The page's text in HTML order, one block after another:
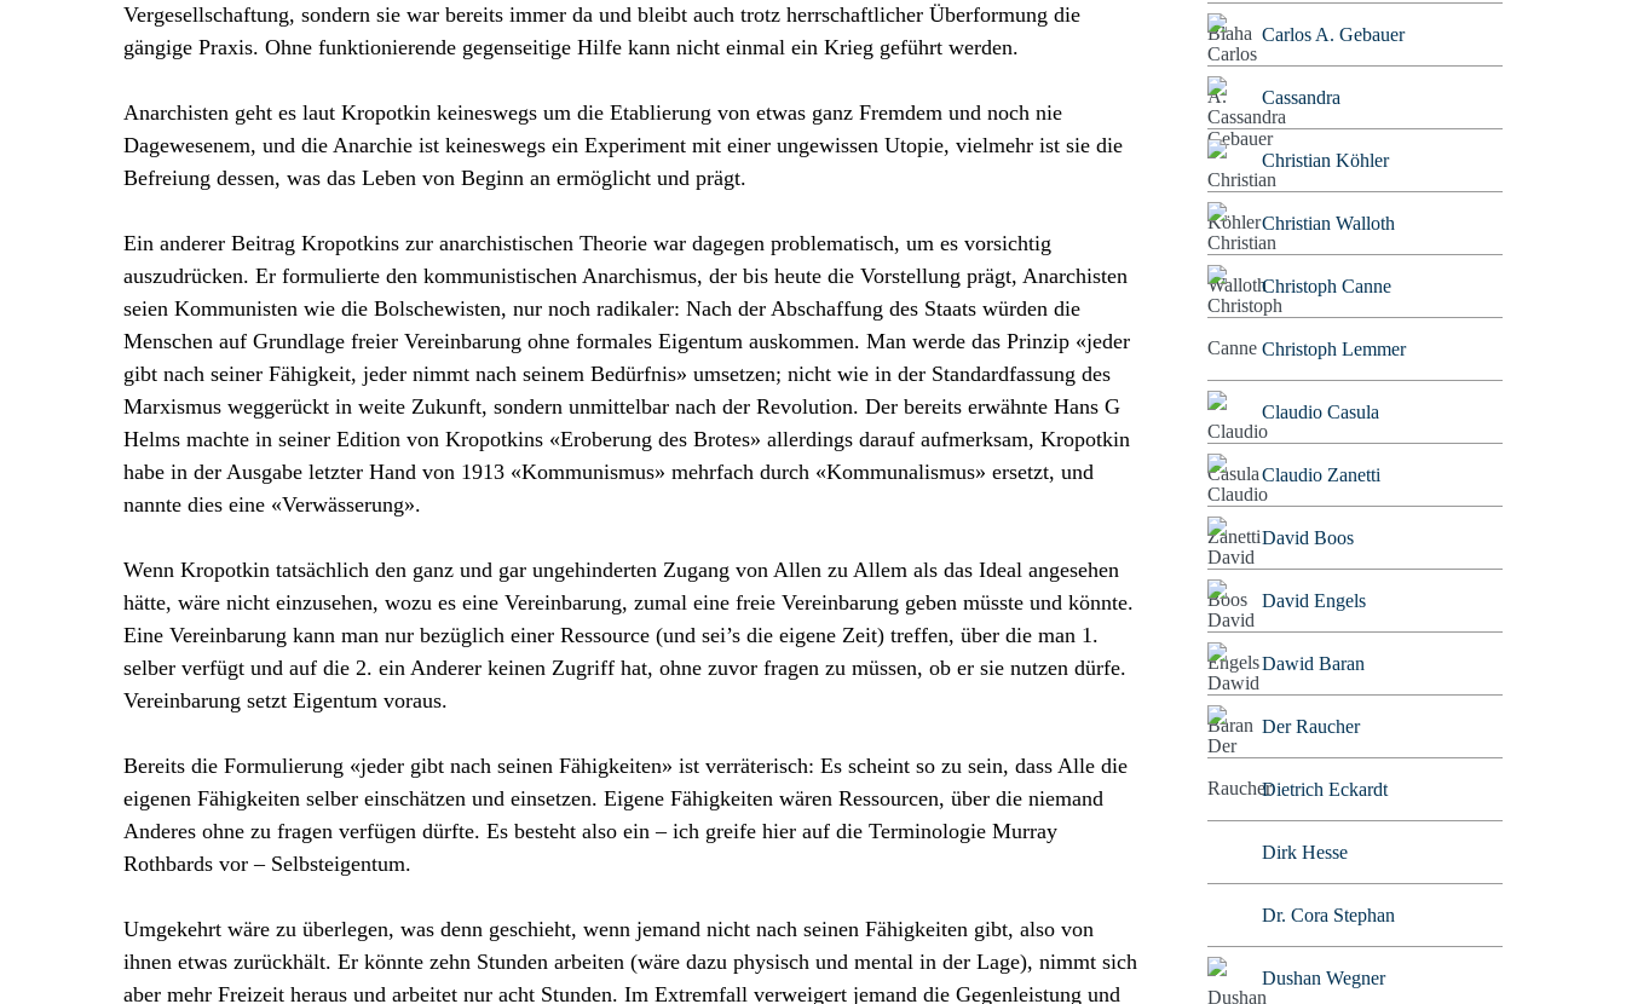
Vergesellschaftung, sondern sie war bereits immer da und bleibt auch trotz herrschaftlicher Überformung die
gängige Praxis. Ohne funktionierende gegenseitige Hilfe kann nicht einmal ein Krieg geführt werden.
Anarchisten geht es laut Kropotkin keineswegs um die Etablierung von etwas ganz Fremdem und noch nie
Dagewesenem, und die Anarchie ist keineswegs ein Experiment mit einer ungewissen Utopie, vielmehr ist sie die
Befreiung dessen, was das Leben von Beginn an ermöglicht und prägt.
Ein anderer Beitrag Kropotkins zur anarchistischen Theorie war dagegen problematisch, um es vorsichtig
auszudrücken. Er formulierte den kommunistischen Anarchismus, der bis heute die Vorstellung prägt, Anarchisten
seien Kommunisten wie die Bolschewisten, nur noch radikaler: Nach der Abschaffung des Staats würden die
Menschen auf Grundlage freier Vereinbarung ohne formales Eigentum auskommen. Man werde das Prinzip «jeder
gibt nach seiner Fähigkeit, jeder nimmt nach seinem Bedürfnis» umsetzen; nicht wie in der Standardfassung des
Marxismus weggerückt in weite Zukunft, sondern unmittelbar nach der Revolution. Der bereits erwähnte Hans G
Helms machte in seiner Edition von Kropotkins «Eroberung des Brotes» allerdings darauf aufmerksam, Kropotkin
habe in der Ausgabe letzter Hand von 1913 «Kommunismus» mehrfach durch «Kommunalismus» ersetzt, und
nannte dies eine «Verwässerung».
Wenn Kropotkin tatsächlich den ganz und gar ungehinderten Zugang von Allen zu Allem als das Ideal angesehen
hätte, wäre nicht einzusehen, wozu es eine Vereinbarung, zumal eine freie Vereinbarung geben müsste und könnte.
Eine Vereinbarung kann man nur bezüglich einer Ressource (und sei’s die eigene Zeit) treffen, über die man 1.
selber verfügt und auf die 2. ein Anderer keinen Zugriff hat, ohne zuvor fragen zu müssen, ob er sie nutzen dürfe.
Vereinbarung setzt Eigentum voraus.
Bereits die Formulierung «jeder gibt nach seinen Fähigkeiten» ist verräterisch: Es scheint so zu sein, dass Alle die
eigenen Fähigkeiten selber einschätzen und einsetzen. Eigene Fähigkeiten wären Ressourcen, über die niemand
Anderes ohne zu fragen verfügen dürfte. Es besteht also ein – ich greife hier auf die Terminologie Murray
Rothbards vor – Selbsteigentum.
Umgekehrt wäre zu überlegen, was denn geschieht, wenn jemand nicht nach seinen Fähigkeiten gibt, also von
ihnen etwas zurückhält. Er könnte zehn Stunden arbeiten (wäre dazu physisch und mental in der Lage), nimmt sich
aber mehr Freizeit heraus und arbeitet nur acht Stunden. Im Extremfall verweigert jemand die Gegenleistung und
Carlos A. Gebauer
Cassandra
Christian Köhler
Christian Walloth
Christoph Canne
Christoph Lemmer
Claudio Casula
Claudio Zanetti
David Boos
David Engels
Dawid Baran
Der Raucher
Dietrich Eckardt
Dirk Hesse
Dr. Cora Stephan
Dushan Wegner